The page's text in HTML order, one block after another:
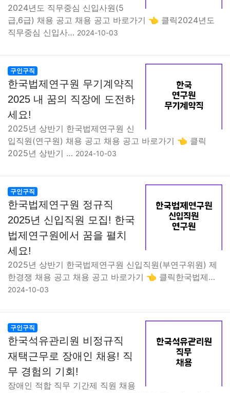
2024년도 직무중심 신입사원(5
급,6급) 채용 공고 채용 공고 바로가기 👈 클릭2024년도
직무중심 신입사… 2024-10-03
구인구직
한국법제연구원 무기계약직
2025 내 꿈의 직장에 도전하
세요!
2025년 상반기 한국법제연구원 신
입직원(연구원) 채용 공고 채용 공고 바로가기 👈 클릭
2025년 상반기 … 2024-10-03
구인구직
한국법제연구원 정규직
2025년 신입직원 모집! 한국
법제연구원에서 꿈을 펼치
세요!
2025년 상반기 한국법제연구원 신입직원(부연구위원) 제
한경쟁 채용 공고 채용 공고 바로가기 👈 클릭한국법제…
2024-10-03
구인구직
한국석유관리원 비정규직
재택근무로 장애인 채용! 직
무 경험의 기회!
장애인 적합 직무 기간제 직원 채용